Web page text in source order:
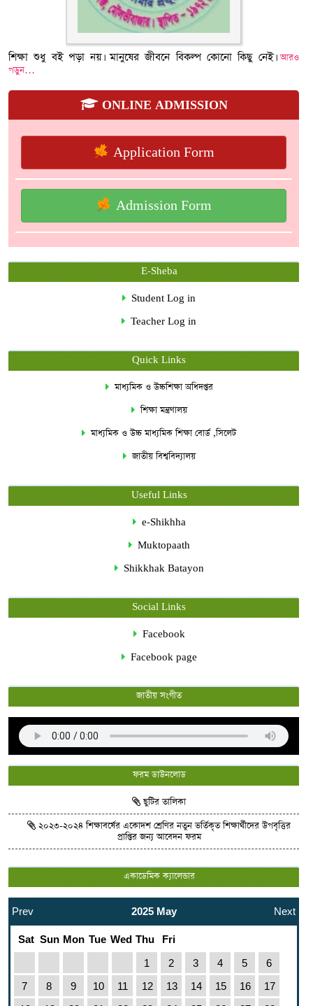
শিক্ষা শুধু বই পড়া নয়। মানুষের জীবনে বিকল্প কোনো কিছু নেই।আরও
পড়ুন…
ONLINE ADMISSION
Application Form
Admission Form
E-Sheba
Student Log in
Teacher Log in
Quick Links
মাধ্যমিক ও উচ্চশিক্ষা অধিদপ্তর
শিক্ষা মন্ত্রণালয়
মাধ্যমিক ও উচ্চ মাধ্যমিক শিক্ষা বোর্ড ,সিলেট
জাতীয় বিশ্ববিদ্যালয়
Useful Links
e-Shikhha
Muktopaath
Shikkhak Batayon
Social Links
Facebook
Facebook page
জাতীয় সংগীত
ফরম ডাউনলোড
ছুটির তালিকা
২০২৩-২০২৪ শিক্ষাবর্ষের একোদশ শ্রেণির নতুন ভর্তিকৃত শিক্ষার্থীদের উপবৃত্তির
প্রাপ্তির জন্য আবেদন ফরম
একাডেমিক ক্যালেন্ডার
Prev 2025 May Next
Sat Sun Mon Tue Wed Thu
Fri
1
2 3 4 5
6
7
8 9 10 11 12 13 14 15 16
17